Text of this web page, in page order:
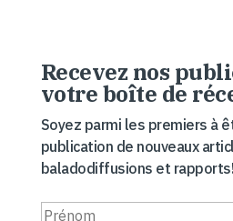
Recevez nos
votre boîte de
Soyez parmi les premiers à
publication de nouveaux
baladodiffusions et rapports!